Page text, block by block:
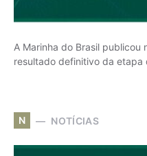
A Marinha do Brasil
resultado definitivo da etapa
N NOTÍCIAS